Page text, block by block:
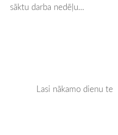
sāktu darba nedēļu...
Lasi nākamo dienu te